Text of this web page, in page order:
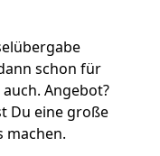
schon für
Angebot?
Du eine große
machen.